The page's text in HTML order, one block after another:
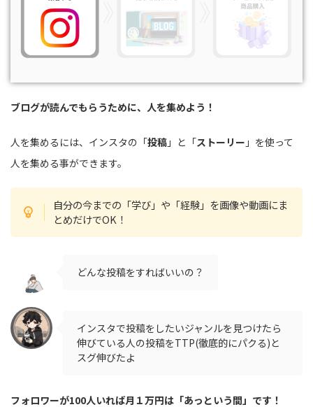
ブログが読んでもらうために、人を集めよう！
人を集めるには、インスタの「投稿 」と「ストーリー 」を使って
人を集める事ができます。
自分の今までの「学び」や「経験」を画像や動画にま
とめだけでOK！
どんな投稿をすればいいの？
インスタで投稿をしたいジャンルを見つけたら
伸びている人の投稿をTTP(徹底的にパクる)と
スグ伸びたよ
フォロワーが100人いれば月１万円は「あっという間」です！